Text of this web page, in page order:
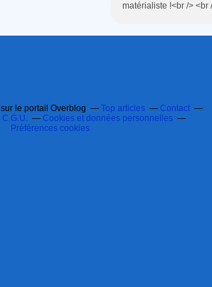
matérialiste !<br /> <br
sur le portail Overblog Top articles
Contact
C.G.U.
Cookies et données personnelles
Préférences cookies